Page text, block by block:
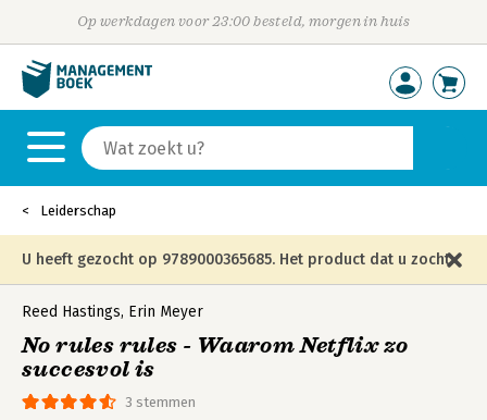
Op werkdagen voor 23:00 besteld, morgen in huis
Leiderschap
U heeft gezocht op 9789000365685. Het product dat u zocht
is niet meer in die editie leverbaar en is vervangen door de
onderstaande editie.
3 stemmen
Reed Hastings, Erin Meyer
No rules rules - Waarom Netflix zo
succesvol is